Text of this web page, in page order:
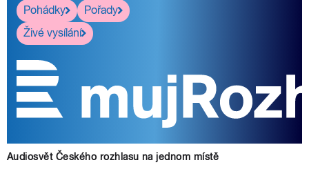
Pohádky
Pořady
Živé vysílání
Audiosvět Českého rozhlasu na jednom místě